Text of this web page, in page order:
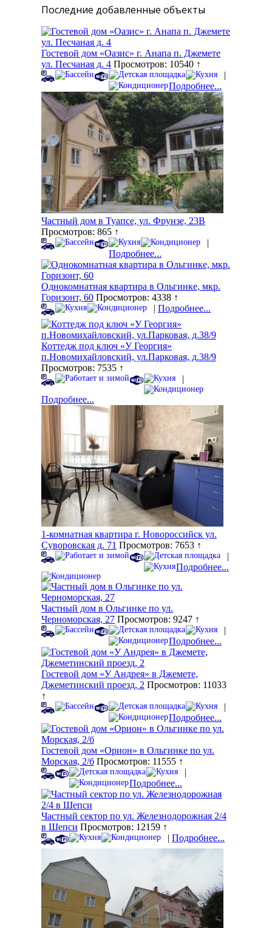
Последние добавленные объекты
Гостевой дом «Оазис» г. Анапа п. Джемете
ул. Песчаная д. 4 Просмотров: 10540 ↑
|
Подробнее...
Частный дом в Туапсе, ул. Фрунзе, 23В
Просмотров: 865 ↑
|
Подробнее...
Однокомнатная квартира в Ольгинке, мкр.
Горизонт, 60 Просмотров: 4338 ↑
| Подробнее...
Коттедж под ключ «У Георгия»
п.Новомихайловский, ул.Парковая, д.38/9
Просмотров: 7535 ↑
|
Подробнее...
1-комнатная квартира г. Новороссийск ул.
Суворовская д. 71 Просмотров: 7653 ↑
|
Подробнее...
Частный дом в Ольгинке по ул.
Черноморская, 27 Просмотров: 9247 ↑
|
Подробнее...
Гостевой дом «У Андрея» в Джемете,
Джеметинский проезд, 2 Просмотров: 11033
↑
|
Подробнее...
Гостевой дом «Орион» в Ольгинке по ул.
Морская, 2/б Просмотров: 11555 ↑
|
Подробнее...
Частный сектор по ул. Железнодорожная 2/4
в Шепси Просмотров: 12159 ↑
| Подробнее...